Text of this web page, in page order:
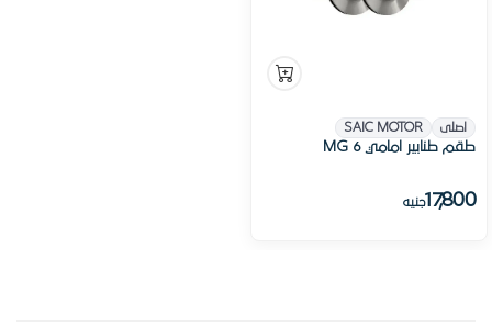
اصلى SAIC MOTOR
طقم طنابير امامي MG 6
17,800جنيه